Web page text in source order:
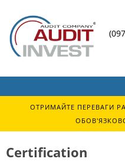
ОТРИМАЙТЕ ПЕРЕВАГИ
Сertification